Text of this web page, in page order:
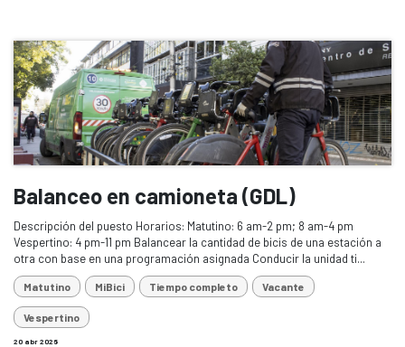
Balanceo en camioneta (GDL)
Descripción del puesto Horarios: Matutino: 6 am-2 pm; 8 am-4 pm
Vespertino: 4 pm-11 pm Balancear la cantidad de bicis de una estación a
otra con base en una programación asignada Conducir la unidad ti...
Matutino MiBici Tiempo completo Vacante
Vespertino
20 abr 2026